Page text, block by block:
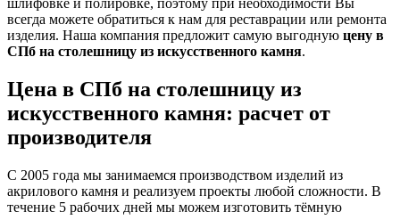
шлифовке и полировке, поэтому при необходимости Вы
всегда можете обратиться к нам для реставрации или ремонта
изделия. Наша компания предложит самую выгодную цену в
СПб на столешницу из искусственного камня.
Цена в СПб на столешницу из
искусственного камня: расчет от
производителя
С 2005 года мы занимаемся производством изделий из
акрилового камня и реализуем проекты любой сложности. В
течение 5 рабочих дней мы можем изготовить тёмную